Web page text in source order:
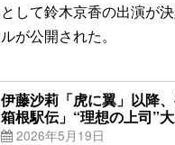
として鈴木京香の出演が
ルが公開された。
伊藤沙莉「虎に翼」以降
箱根駅伝」“理想の上司”
2026年5月19日